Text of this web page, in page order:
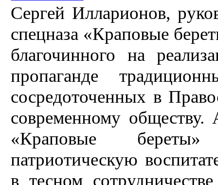
Сергей Илларионов,
спецназа «Краповые
благочинного на
пропаганде
сосредоточенных в
современному обществу.
«Краповые
патриотическую
в тесном